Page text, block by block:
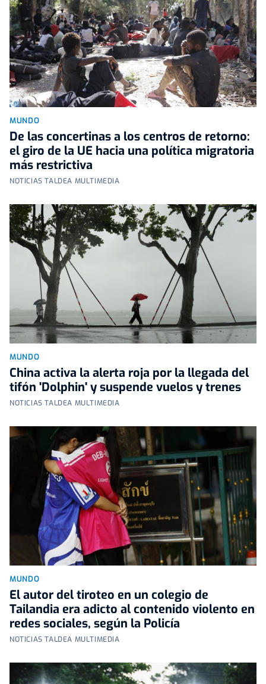
MUNDO
De las concertinas a los centros de retorno:
el giro de la UE hacia una política migratoria
más restrictiva
NOTICIAS TALDEA MULTIMEDIA
MUNDO
China activa la alerta roja por la llegada del
tifón 'Dolphin' y suspende vuelos y trenes
NOTICIAS TALDEA MULTIMEDIA
MUNDO
El autor del tiroteo en un colegio de
Tailandia era adicto al contenido violento en
redes sociales, según la Policía
NOTICIAS TALDEA MULTIMEDIA